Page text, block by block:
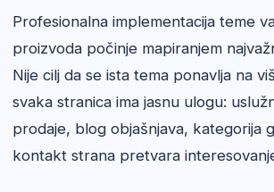
Profesionalna implementacija teme
proizvoda počinje mapiranjem
Nije cilj da se ista tema ponavlja na
svaka stranica ima jasnu ulogu:
prodaje, blog objašnjava, kategorija
kontakt strana pretvara